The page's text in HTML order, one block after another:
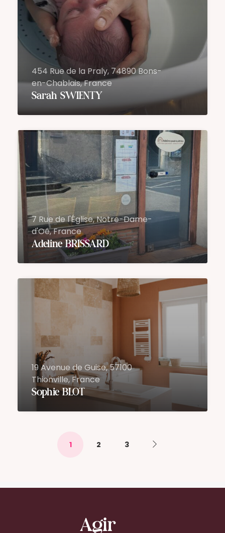
Sarah SWIENTY
454 Rue de la Praly, 74890 Bons-
en-Chablais, France
Adeline BRISSARD
7 Rue de l'Église, Notre-Dame-
d'Oé, France
Sophie BLOT
19 Avenue de Guise, 57100
Thionville, France
1 2 3